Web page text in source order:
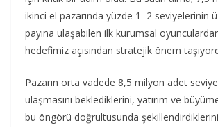
ikinci el pazarında yüzde 1–2 seviyelerinin
payına ulaşabilen ilk kurumsal
hedefimiz açısından stratejik önem
Pazarın orta vadede 8,5 milyon adet
ulaşmasını beklediklerini, yatırım ve
bu öngörü doğrultusunda